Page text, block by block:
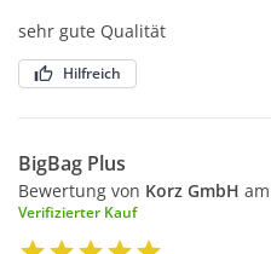
sehr gute Qualität
Hilfreich
BigBag Plus
Bewertung von Korz GmbH am
Verifizierter Kauf